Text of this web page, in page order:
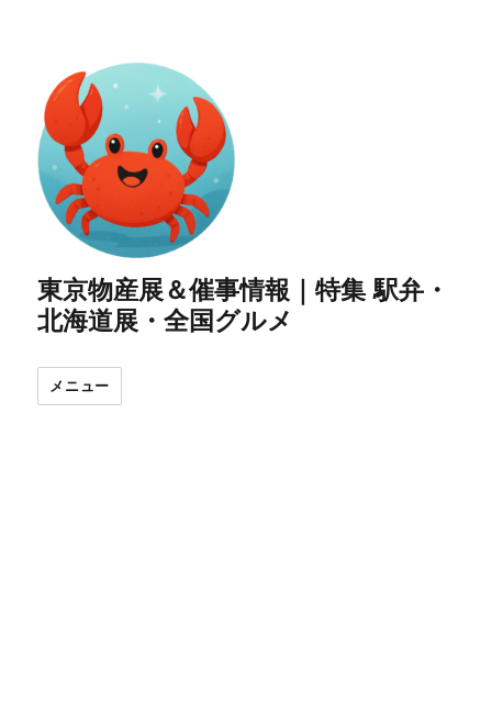
東京物産展＆催事情報｜特集 駅弁・
北海道展・全国グルメ
メニュー